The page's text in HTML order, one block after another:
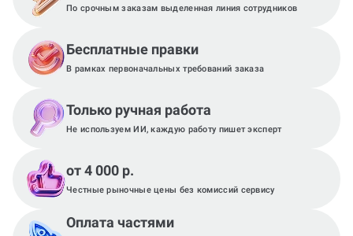
По срочным заказам выделенная линия сотрудников
Бесплатные правки
В рамках первоначальных требований заказа
Только ручная работа
Не используем ИИ, каждую работу пишет эксперт
от 4 000 р.
Честные рыночные цены без комиссий сервису
Оплата частями